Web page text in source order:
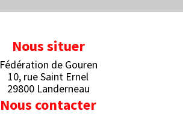
Nous situer
Fédération de Gouren
10, rue Saint Ernel
29800 Landerneau
Nous contacter